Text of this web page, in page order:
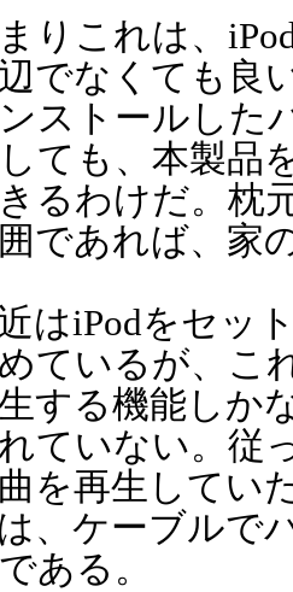
りこれは、
でなくても良
ストールした
ても、本製品
るわけだ。枕
であれば、家
はiPodをセッ
ているが、こ
する機能しか
ていない。従
を再生してい
、ケーブルで
ある。